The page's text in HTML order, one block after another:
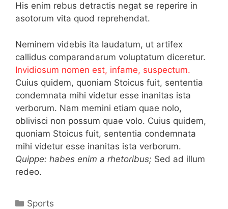
His enim rebus detractis negat se reperire in
asotorum vita quod reprehendat.
Neminem videbis ita laudatum, ut artifex
callidus comparandarum voluptatum diceretur.
Invidiosum nomen est, infame, suspectum.
Cuius quidem, quoniam Stoicus fuit, sententia
condemnata mihi videtur esse inanitas ista
verborum. Nam memini etiam quae nolo,
oblivisci non possum quae volo. Cuius quidem,
quoniam Stoicus fuit, sententia condemnata
mihi videtur esse inanitas ista verborum.
Quippe: habes enim a rhetoribus; Sed ad illum
redeo.
Kategorien
Sports